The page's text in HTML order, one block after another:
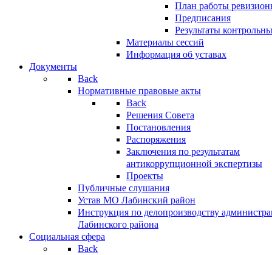
План работы
Предписания
Результаты
Материалы сессий
Информация об уставах
Документы
Back
Нормативные правовые акты
Back
Решения Совета
Постановления
Распоряжения
Заключения по результатам
антикоррупционной экспертизы
Проекты
Публичные слушания
Устав МО Лабинский район
Инструкция по делопроизводству
Лабинского района
Социальная сфера
Back